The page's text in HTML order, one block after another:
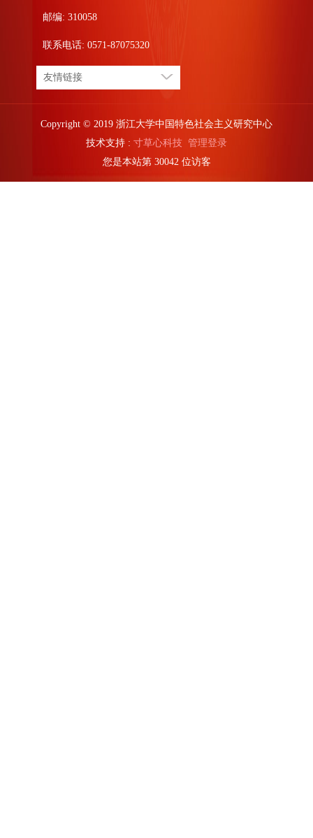
邮编: 310058
联系电话: 0571-87075320
友情链接
Copyright © 2019 浙江大学中国特色社会主义研究中心
技术支持 : 寸草心科技 管理登录
您是本站第 30042 位访客